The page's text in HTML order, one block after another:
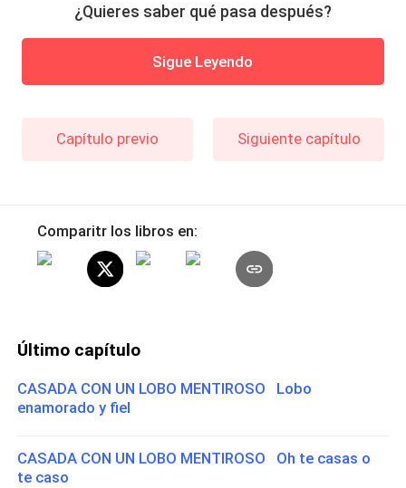
¿Quieres saber qué pasa después?
Sigue Leyendo
Capítulo previo Siguiente capítulo
Comparitr los libros en:
Último capítulo
CASADA CON UN LOBO MENTIROSO Lobo
enamorado y fiel
CASADA CON UN LOBO MENTIROSO Oh te casas o
te caso